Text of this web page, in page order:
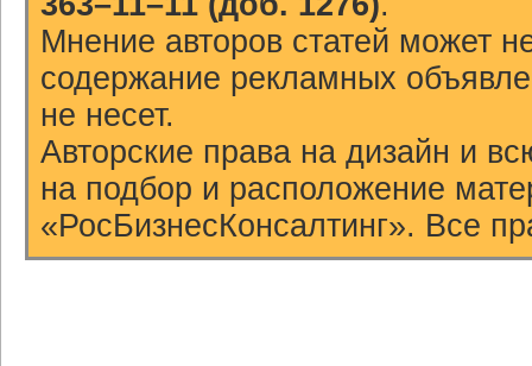
Мнение авторов статей может
содержание рекламных
не несет.
Авторские права на дизайн и
на подбор и расположение
«РосБизнесКонсалтинг». Все